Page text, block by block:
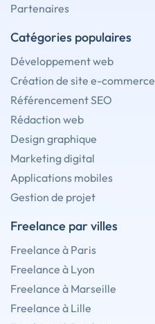
Partenaires
Catégories populaires
Développement web
Création de site e-commerce
Référencement SEO
Rédaction web
Design graphique
Marketing digital
Applications mobiles
Gestion de projet
Freelance par villes
Freelance à Paris
Freelance à Lyon
Freelance à Marseille
Freelance à Lille